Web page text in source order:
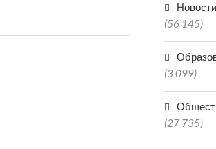
Новости
(56 145)
(3 099)
(27 735)